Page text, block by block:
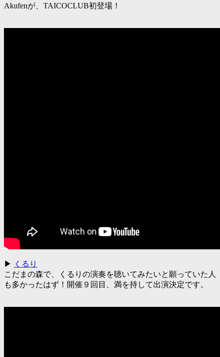
Akufenが、TAICOCLUB初登場！
▶
くるり
こだまの森で、くるりの演奏を聴いてみたいと願っていた人
も多かったはず！開催９回目、満を持して出演決定です。